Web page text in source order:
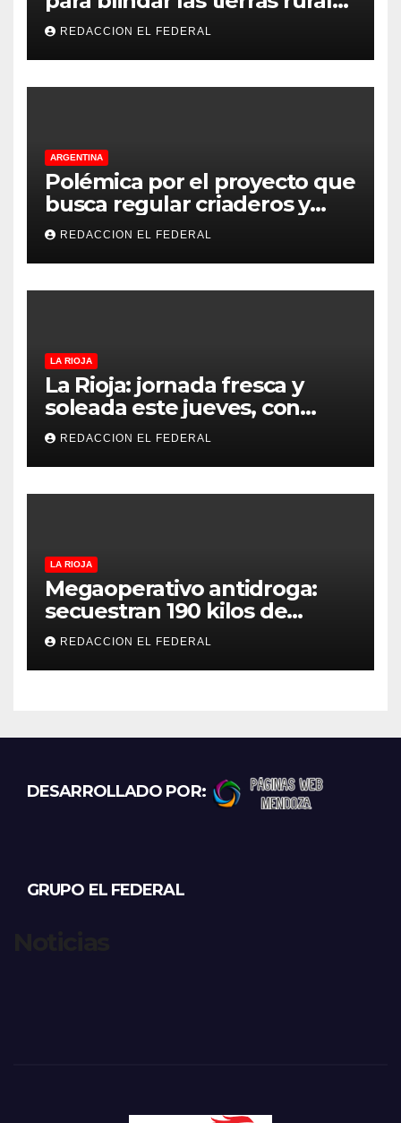
de La Rioja: cuáles son los
principales puntos
REDACCION EL FEDERAL
ARGENTINA
Polémica por el proyecto que
busca regular criaderos y
refugios de perros y gatos:
denuncian excesos, mientras
proteccionistas reclaman
controles más duros
REDACCION EL FEDERAL
LA RIOJA
La Rioja: jornada fresca y
soleada este jueves, con
temperaturas estables para
el viernes
REDACCION EL FEDERAL
LA RIOJA
Megaoperativo antidroga:
secuestran 190 kilos de
marihuana que tenían como
destino La Rioja y Catamarca
REDACCION EL FEDERAL
DESARROLLADO POR:
GRUPO EL FEDERAL